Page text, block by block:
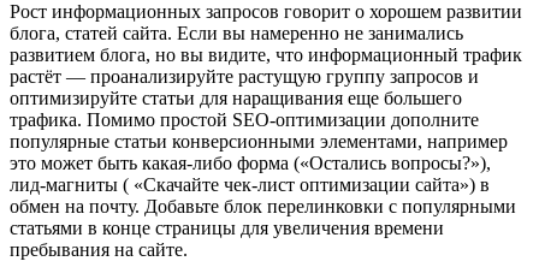
Рост информационных запросов говорит о хорошем развитии
блога, статей сайта. Если вы намеренно не занимались
развитием блога, но вы видите, что информационный трафик
растёт — проанализируйте растущую группу запросов и
оптимизируйте статьи для наращивания еще большего
трафика. Помимо простой SEO-оптимизации дополните
популярные статьи конверсионными элементами, например
это может быть какая-либо форма («Остались вопросы?»),
лид-магниты ( «Скачайте чек-лист оптимизации сайта») в
обмен на почту. Добавьте блок перелинковки с популярными
статьями в конце страницы для увеличения времени
пребывания на сайте.